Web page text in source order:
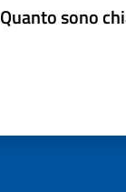
Quanto sono